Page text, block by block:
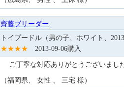
齊藤ブリーダー
トイプードル（男の子、ホワイト、
★★★★ 2013-09-06購入
ご丁寧な対応ありがとうございまし
（福岡県、 女性 、 三宅 様）